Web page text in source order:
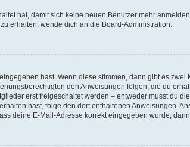
hat, damit sich keine neuen Benutzer mehr
erhalten, wende dich an die Board-Administration.
hast. Wenn diese stimmen, dann gibt es zwei
den Anweisungen folgen, die du
erst freigeschaltet werden – entweder musst du
hast, folge den dort enthaltenen Anweisungen.
deine E-Mail-Adresse korrekt eingegeben wurde,